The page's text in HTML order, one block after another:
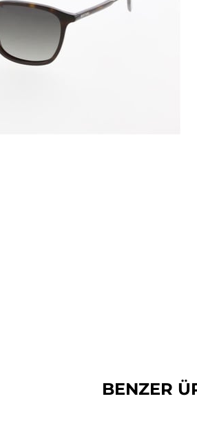
BENZER